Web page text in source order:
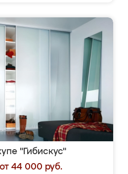
"Гибискус"
44 000 руб.